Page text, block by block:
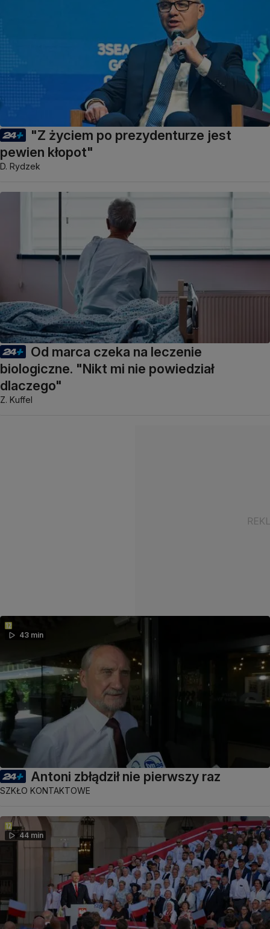
"Z życiem po prezydenturze jest
pewien kłopot"
D. Rydzek
Od marca czeka na leczenie
biologiczne. "Nikt mi nie powiedział
dlaczego"
Z. Kuffel
43 min
Antoni zbłądził nie pierwszy raz
SZKŁO KONTAKTOWE
44 min